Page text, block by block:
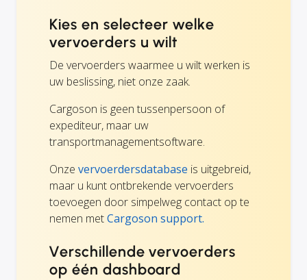
Kies en selecteer welke
vervoerders u wilt
De vervoerders waarmee u wilt werken is
uw beslissing, niet onze zaak.
Cargoson is geen tussenpersoon of
expediteur, maar uw
transportmanagementsoftware.
Onze vervoerdersdatabase is uitgebreid,
maar u kunt ontbrekende vervoerders
toevoegen door simpelweg contact op te
nemen metCargoson support.
Verschillende vervoerders
op één dashboard